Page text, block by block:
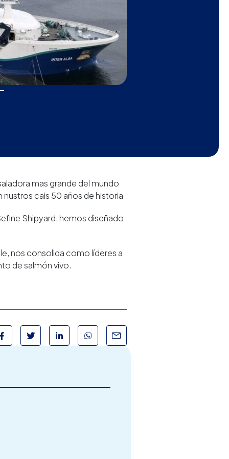
mas grande del mundo
cais 50 años de historia
Shipyard, hemos diseñado
nos consolida como líderes a
de salmón vivo.